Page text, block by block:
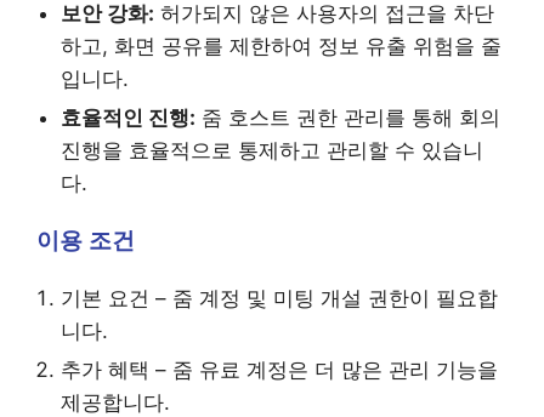
보안 강화: 허가되지 않은 사용자의 접근을 차단
하고, 화면 공유를 제한하여 정보 유출 위험을 줄
입니다.
효율적인 진행: 줌 호스트 권한 관리를 통해 회의
진행을 효율적으로 통제하고 관리할 수 있습니
다.
이용 조건
기본 요건 – 줌 계정 및 미팅 개설 권한이 필요합
니다.
추가 혜택 – 줌 유료 계정은 더 많은 관리 기능을
제공합니다.